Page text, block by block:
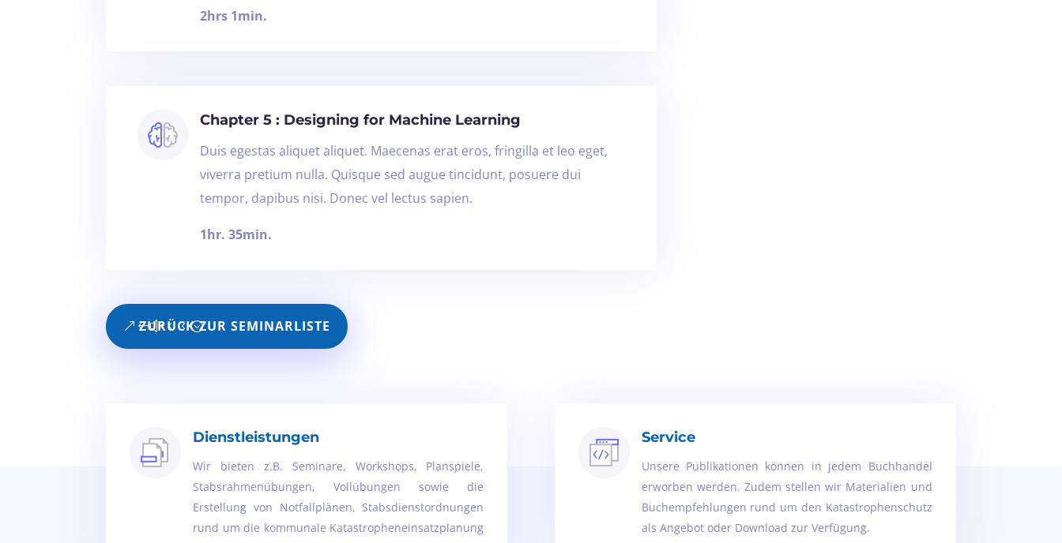
2hrs 1min.
Chapter 5 : Designing for Machine Learning
Duis egestas aliquet aliquet. Maecenas erat eros, fringilla et leo eget,
viverra pretium nulla. Quisque sed augue tincidunt, posuere dui
tempor, dapibus nisi. Donec vel lectus sapien.
1hr. 35min.
ZURÜCK ZUR SEMINARLISTE
Dienstleistungen
Wir bieten z.B. Seminare, Workshops, Planspiele,
Stabsrahmenübungen, Vollübungen sowie die
Erstellung von Notfallplänen, Stabsdienstordnungen
rund um die kommunale Katastropheneinsatzplanung
Service
Unsere Publikationen können in jedem Buchhandel
erworben werden. Zudem stellen wir Materialien und
Buchempfehlungen rund um den Katastrophenschutz
als Angebot oder Download zur Verfügung.